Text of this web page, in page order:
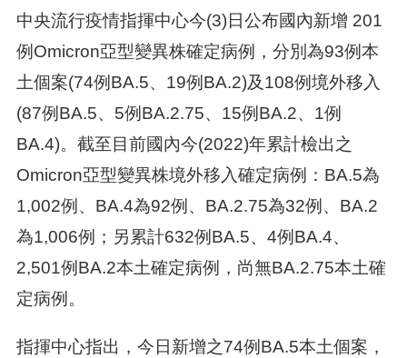
中央流行疫情指揮中心今(3)日公布國內新增 201
例Omicron亞型變異株確定病例，分別為93例本
土個案(74例BA.5、19例BA.2)及108例境外移入
(87例BA.5、5例BA.2.75、15例BA.2、1例
BA.4)。截至目前國內今(2022)年累計檢出之
Omicron亞型變異株境外移入確定病例：BA.5為
1,002例、BA.4為92例、BA.2.75為32例、BA.2
為1,006例；另累計632例BA.5、4例BA.4、
2,501例BA.2本土確定病例，尚無BA.2.75本土確
定病例。
指揮中心指出，今日新增之74例BA.5本土個案，